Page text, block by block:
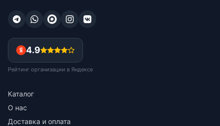
4.9
Рейтинг организации в Яндексе
Каталог
О нас
Доставка и оплата